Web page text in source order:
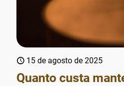
15 de agosto de 2025
Quanto custa